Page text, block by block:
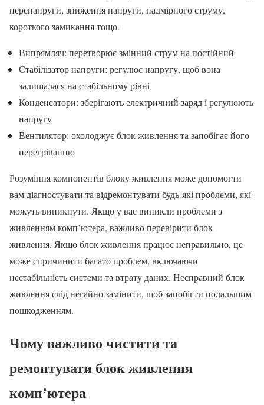
перенапруги, зниження напруги, надмірного струму,
короткого замикання тощо.
Випрямляч: перетворює змінний струм на постійний
Стабілізатор напруги: регулює напругу, щоб вона
залишалася на стабільному рівні
Конденсатори: зберігають електричний заряд і регулюють
напругу
Вентилятор: охолоджує блок живлення та запобігає його
перегріванню
Розуміння компонентів блоку живлення може допомогти
вам діагностувати та відремонтувати будь-які проблеми, які
можуть виникнути. Якщо у вас виникли проблеми з
живленням комп’ютера, важливо перевірити блок
живлення. Якщо блок живлення працює неправильно, це
може спричинити багато проблем, включаючи
нестабільність системи та втрату даних. Несправний блок
живлення слід негайно замінити, щоб запобігти подальшим
пошкодженням.
Чому важливо чистити та
ремонтувати блок живлення
комп’ютера